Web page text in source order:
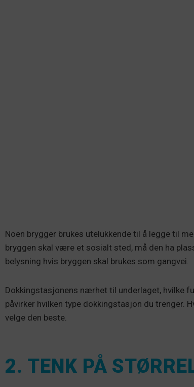
Noen brygger brukes utelukkende til å legge til
bryggen skal være et sosialt sted, må den ha
belysning hvis bryggen skal brukes som gangvei.
Dokkingstasjonens nærhet til underlaget, hvilke
påvirker hvilken type dokkingstasjon du trenger.
velge den beste.
2. TENK PÅ